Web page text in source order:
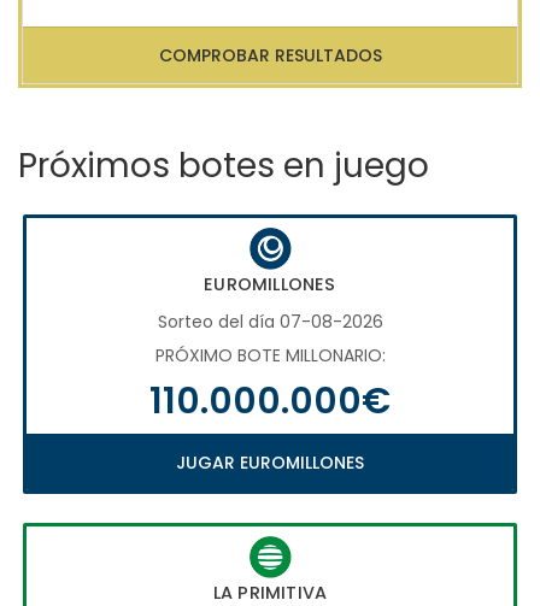
COMPROBAR RESULTADOS
Próximos botes en juego
EUROMILLONES
Sorteo del día 07-08-2026
PRÓXIMO BOTE MILLONARIO:
110.000.000€
JUGAR EUROMILLONES
LA PRIMITIVA